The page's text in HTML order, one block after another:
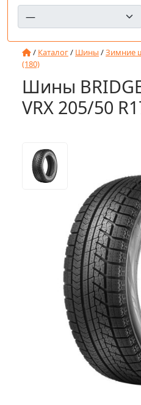
/ Каталог/ Шины /Зимние
(180)
Шины
VRX 205/50